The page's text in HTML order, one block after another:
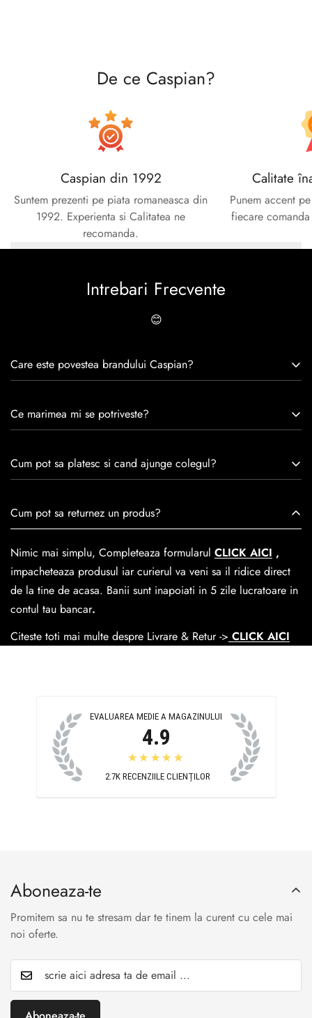
De ce Caspian?
Caspian din 1992
Suntem prezenti pe piata romaneasca din
1992. Experienta si Calitatea ne
recomanda.
Calitate
Punem accent
fiecare
Intrebari Frecvente
😊
Care este povestea brandului Caspian?
experiență de peste 30 de ani în industria modei, Caspian se
satisfacția clienților.Fiecare pereche de încălțăminte Caspian
este creată cu mândrie de meșteri pricepuți, care aduc la
trecerea timpului.
Ce marimea mi se potriveste?
Cum pot sa platesc si cand ajunge colegul?
medie livrarea dureaza 1-2 zilelucratoare prin
Easybox-ul Emag.
Cosul de livrareeste 15 lei pentru o comanda mai mica de
390 lei si Gratuit pentru o comanda de peste 390 lei.
Cum pot sa returnez un produs?
Nimic mai simplu, Completeaza formularul CLICK AICI ,
impacheteaza produsul iar curierul va veni sa il ridice direct
de la tine de acasa. Banii sunt inapoiati in 5 zile lucratoare in
contul tau bancar.
Citeste toti mai multe despre Livrare & Retur -> CLICK AICI
EVALUAREA MEDIE A MAGAZINULUI
4.9
★★★★★
2.7K RECENZIILE CLIENȚILOR
Aboneaza-te
Promitem sa nu te stresam dar te tinem la curent cu cele mai
noi oferte.